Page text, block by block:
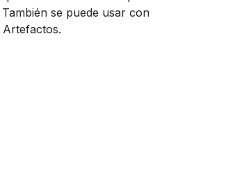
se puede usar con
Artefactos.